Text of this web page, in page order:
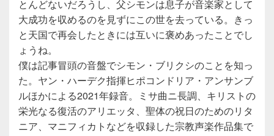
とんどないだろうし、父シモンは息子が音楽家として
大成功を収めるのを見ずにこの世を去っている。きっ
と天国で再会したときには互いに褒めあったことでし
ょうね。
僕は記事冒頭の音盤でシモン・ブリクシのことを知っ
た。ヤン・ハーデク指揮ヒポコンドリア・アンサンブ
ルほかによる2021年録音。ミサ曲ニ長調、キリストの
栄光なる復活のアリエッタ、聖体の祝日のためのリタ
ニア、マニフィカトなどを収録した宗教声楽作品集で